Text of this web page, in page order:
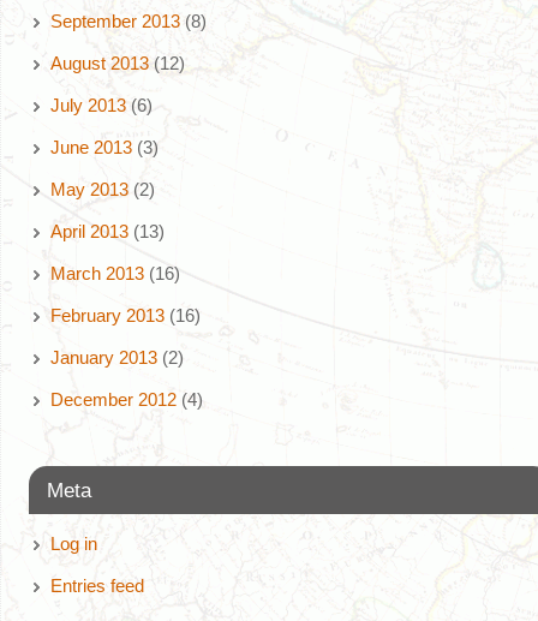
September 2013(8)
August 2013(12)
July 2013(6)
June 2013(3)
May 2013(2)
April 2013(13)
March 2013(16)
February 2013(16)
January 2013(2)
December 2012(4)
Meta
Log in
Entries feed